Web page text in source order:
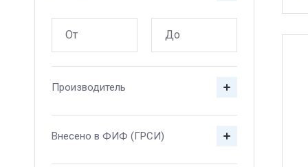
Производитель
Внесено в ФИФ (ГРСИ)